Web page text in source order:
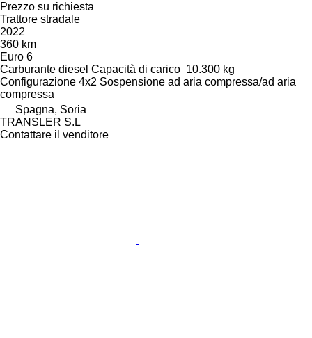
Prezzo su richiesta
Trattore stradale
2022
360 km
Euro 6
Carburante diesel Capacità di carico 10.300 kg
Configurazione 4x2 Sospensione ad aria compressa/ad aria
compressa
Spagna, Soria
TRANSLER S.L
Contattare il venditore